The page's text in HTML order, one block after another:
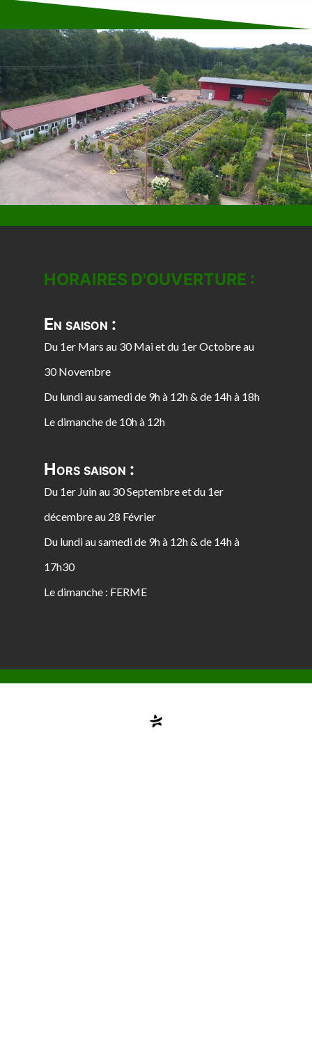
HORAIRES D'OUVERTURE :
En saison :
Du 1er Mars au 30 Mai et du 1er Octobre au
30 Novembre
Du lundi au samedi de 9h à 12h & de 14h à 18h
Le dimanche de 10h à 12h
Hors saison :
Du 1er Juin au 30 Septembre et du 1er
décembre au 28 Février
Du lundi au samedi de 9h à 12h & de 14h à
17h30
Le dimanche : FERME